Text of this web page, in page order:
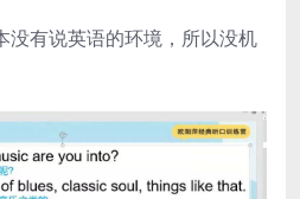
没有说英语的环境，所以没机